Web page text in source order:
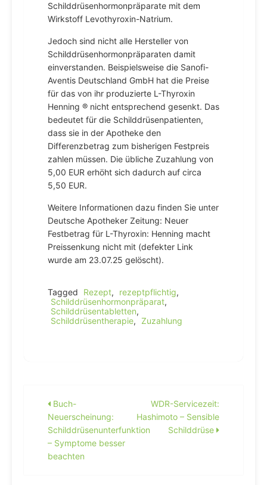
Schilddrüsenhormonpräparate mit dem
Wirkstoff Levothyroxin-Natrium.
Jedoch sind nicht alle Hersteller von
Schilddrüsenhormonpräparaten damit
einverstanden. Beispielsweise die Sanofi-
Aventis Deutschland GmbH hat die Preise
für das von ihr produzierte L-Thyroxin
Henning ® nicht entsprechend gesenkt. Das
bedeutet für die Schilddrüsenpatienten,
dass sie in der Apotheke den
Differenzbetrag zum bisherigen Festpreis
zahlen müssen. Die übliche Zuzahlung von
5,00 EUR erhöht sich dadurch auf circa
5,50 EUR.
Weitere Informationen dazu finden Sie unter
Deutsche Apotheker Zeitung: Neuer
Festbetrag für L-Thyroxin: Henning macht
Preissenkung nicht mit (defekter Link
wurde am 23.07.25 gelöscht).
Tagged Rezept, rezeptpflichtig,
Schilddrüsenhormonpräparat,
Schilddrüsentabletten,
Schilddrüsentherapie, Zuzahlung
Beitragsnavigation
Buch-
Neuerscheinung:
Schilddrüsenunterfunktion
– Symptome besser
beachten
WDR-Servicezeit:
Hashimoto – Sensible
Schilddrüse